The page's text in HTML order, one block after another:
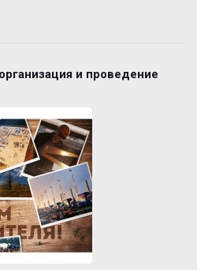
и проведение